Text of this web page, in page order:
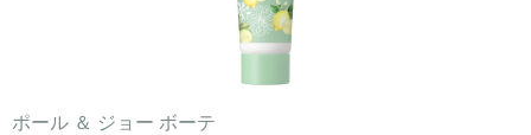
ポール ＆ ジョー ボーテ